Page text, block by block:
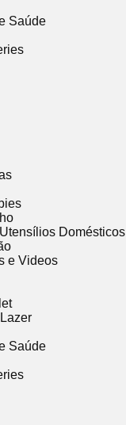
Saúde
Domésticos
e Videos
Saúde